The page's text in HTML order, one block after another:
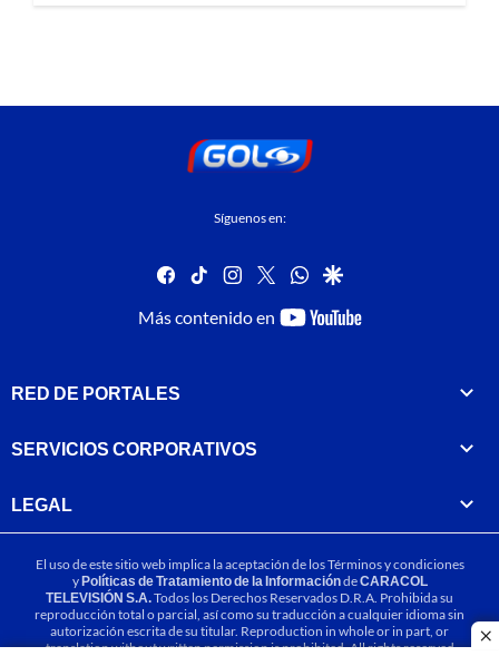
Síguenos en:
facebook
tiktok instagram
twitterwhatsapp
google
Más contenido en
youtube-
RED DE PORTALES
SERVICIOS CORPORATIVOS
LEGAL
El uso de este sitio web implica la aceptación de losTérminos y condiciones
yPolíticas de Tratamiento de la InformacióndeCARACOL
TELEVISIÓN S.A.Todos los Derechos Reservados D.R.A. Prohibida su
reproducción total o parcial, así como su traducción a cualquier idioma sin
autorización escrita de su titular. Reproduction in whole or in part, or
translation without written permission is prohibited. All rights reserved